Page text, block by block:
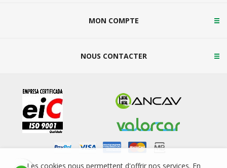
MON COMPTE
NOUS CONTACTER
Les cookies nous permettent d'offrir nos services. En